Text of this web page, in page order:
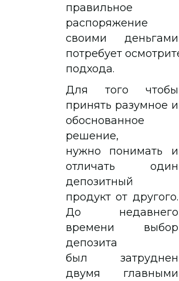
правильное
распоряжение
своими деньгами
потребует
подхода.
Для того чтобы
принять разумное и
обоснованное
решение,
нужно понимать и
отличать один
депозитный
продукт от другого.
До недавнего
времени выбор
депозита
был затруднен
двумя главными